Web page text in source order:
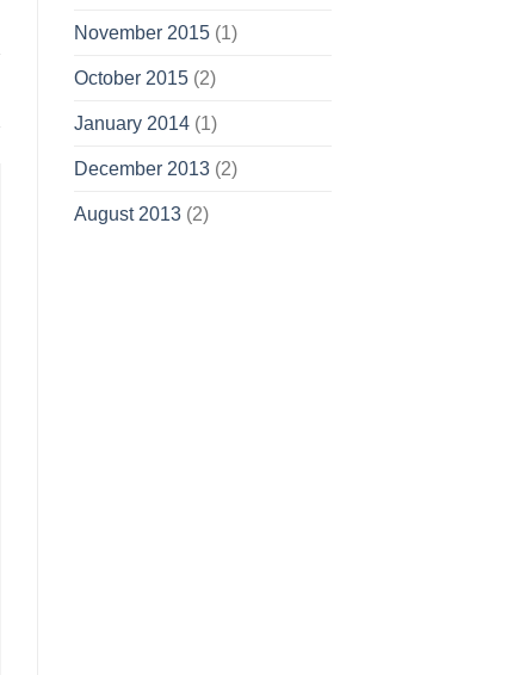
November 2015(1)
October 2015(2)
January 2014(1)
December 2013(2)
August 2013(2)